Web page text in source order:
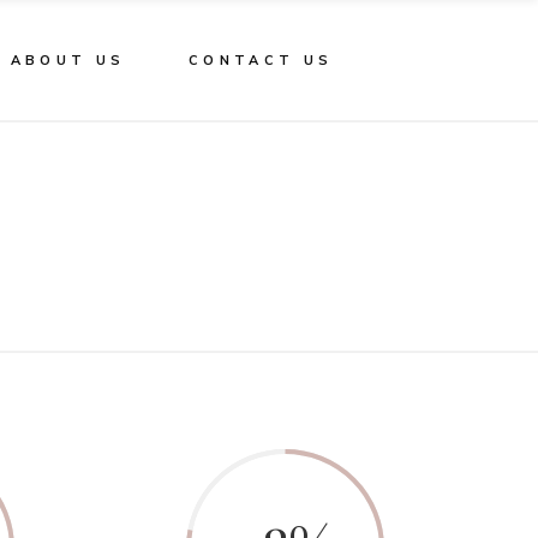
ABOUT US CONTACT US